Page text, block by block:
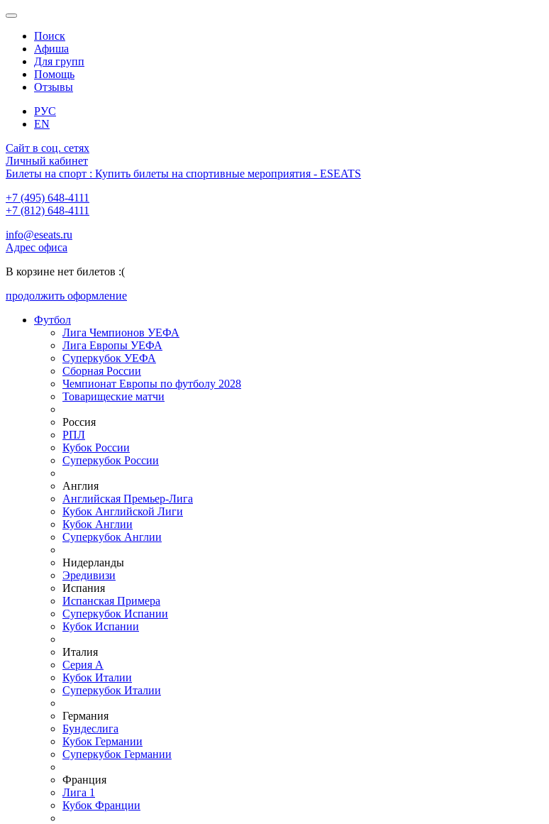
Поиск
Афиша
Для групп
Помощь
Отзывы
РУС
EN
Сайт в соц. сетях
Личный кабинет
Билеты на спорт : Купить билеты на спортивные мероприятия - ESEATS
+7 (495) 648-4111
+7 (812) 648-4111
info@eseats.ru
Адрес офиса
В корзине нет билетов :(
продолжить оформление
Футбол
Лига Чемпионов УЕФА
Лига Европы УЕФА
Суперкубок УЕФА
Сборная России
Чемпионат Европы по футболу 2028
Товарищеские матчи
Россия
РПЛ
Кубок России
Суперкубок России
Англия
Английская Премьер-Лига
Кубок Английской Лиги
Кубок Англии
Суперкубок Англии
Нидерланды
Эредивизи
Испания
Испанская Примера
Суперкубок Испании
Кубок Испании
Италия
Серия А
Кубок Италии
Суперкубок Италии
Германия
Бундеслига
Кубок Германии
Суперкубок Германии
Франция
Лига 1
Кубок Франции